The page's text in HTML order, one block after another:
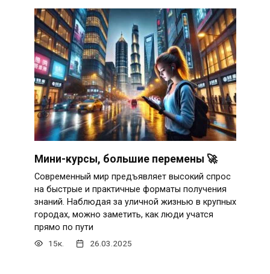
Мини-курсы, большие перемены 🚀
Современный мир предъявляет высокий спрос
на быстрые и практичные форматы получения
знаний. Наблюдая за уличной жизнью в крупных
городах, можно заметить, как люди учатся
прямо по пути
15к. 26.03.2025